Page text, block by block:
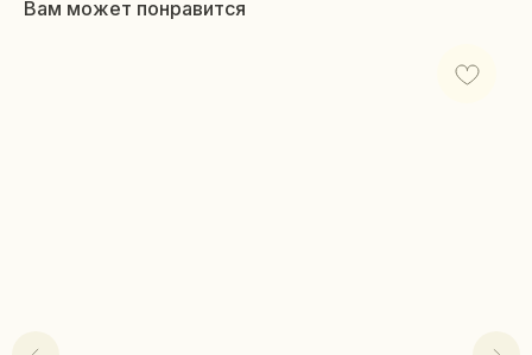
Вам может понравится